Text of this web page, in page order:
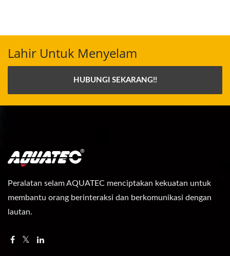
Lahir Untuk Menyelam
HUBUNGI SEKARANG!!
Peralatan selam AQUATEC menciptakan kekuatan untuk
membantu orang berinteraksi dan berkomunikasi dengan
lautan.